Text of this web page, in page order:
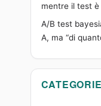
mentre il test
A/B test
A, ma “di